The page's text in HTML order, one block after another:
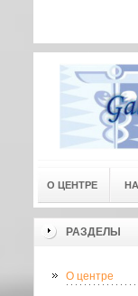
О ЦЕНТРЕ
РАЗДЕЛЫ
О центре